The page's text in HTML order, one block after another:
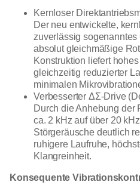
Kernloser
Der neu entwickelte,
zuverlässig
absolut gleichmäßige
Konstruktion liefert
gleichzeitig reduzierter
minimalen
Verbesserter ΔΣ-Drive
Durch die Anhebung der
ca. 2 kHz auf über 20
Störgeräusche deutlich
ruhigere Laufruhe,
Klangreinheit.
Konsequente